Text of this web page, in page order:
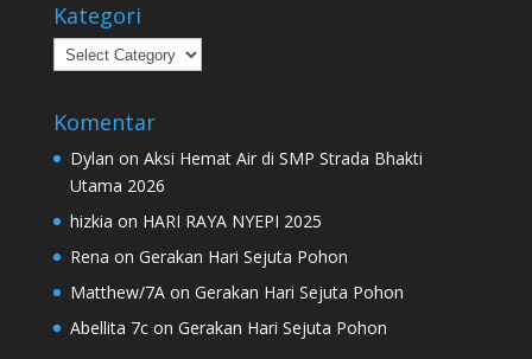
Kategori
Kategori
Komentar
Dylan on Aksi Hemat Air di SMP Strada Bhakti
Utama 2026
hizkia on HARI RAYA NYEPI 2025
Rena on Gerakan Hari Sejuta Pohon
Matthew/7Aon Gerakan Hari Sejuta Pohon
Abellita 7con Gerakan Hari Sejuta Pohon